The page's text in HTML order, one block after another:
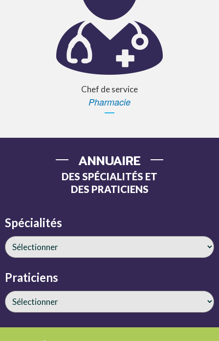
Chef de service
Pharmacie
ANNUAIRE
DES SPÉCIALITÉS ET
DES PRATICIENS
Spécialités
Praticiens